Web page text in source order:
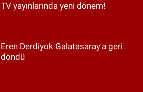
TV yayınlarında yeni dönem!
Eren Derdiyok Galatasaray'a geri
döndü